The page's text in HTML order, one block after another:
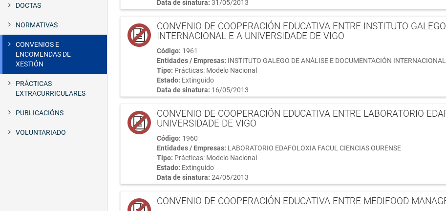
DOCTAS
NORMATIVAS
CONVENIOS E
ENCOMENDAS DE
XESTIÓN
PRÁCTICAS
EXTRACURRICULARES
PUBLICACIÓNS
VOLUNTARIADO
Data de sinatura: 31/05/2013
CONVENIO DE COOPERACIÓN EDUCATIVA ENTRE INSTITUTO
INTERNACIONAL E A UNIVERSIDADE DE VIGO
Código: 1961
Entidades / Empresas: INSTITUTO GALEGO DE ANÁLISE E DOCUMENTACIÓN INTERNACIONAL
Tipo: Prácticas: Modelo Nacional
Estado: Extinguido
Data de sinatura: 16/05/2013
CONVENIO DE COOPERACIÓN EDUCATIVA ENTRE LABORATORIO
UNIVERSIDADE DE VIGO
Código: 1960
Entidades / Empresas: LABORATORIO EDAFOLOXIA FACUL CIENCIAS OURENSE
Tipo: Prácticas: Modelo Nacional
Estado: Extinguido
Data de sinatura: 24/05/2013
CONVENIO DE COOPERACIÓN EDUCATIVA ENTRE MEDIFOOD